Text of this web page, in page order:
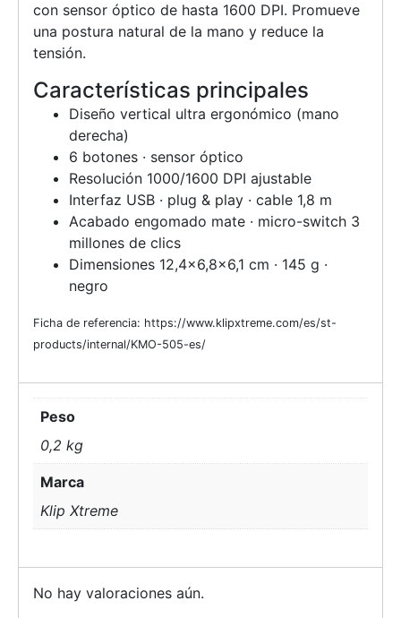
con sensor óptico de hasta 1600 DPI. Promueve
una postura natural de la mano y reduce la
tensión.
Características principales
Diseño vertical ultra ergonómico (mano
derecha)
6 botones · sensor óptico
Resolución 1000/1600 DPI ajustable
Interfaz USB · plug & play · cable 1,8 m
Acabado engomado mate · micro-switch 3
millones de clics
Dimensiones 12,4×6,8×6,1 cm · 145 g ·
negro
Ficha de referencia: https://www.klipxtreme.com/es/st-
products/internal/KMO-505-es/
Peso
0,2 kg
Marca
Klip Xtreme
No hay valoraciones aún.